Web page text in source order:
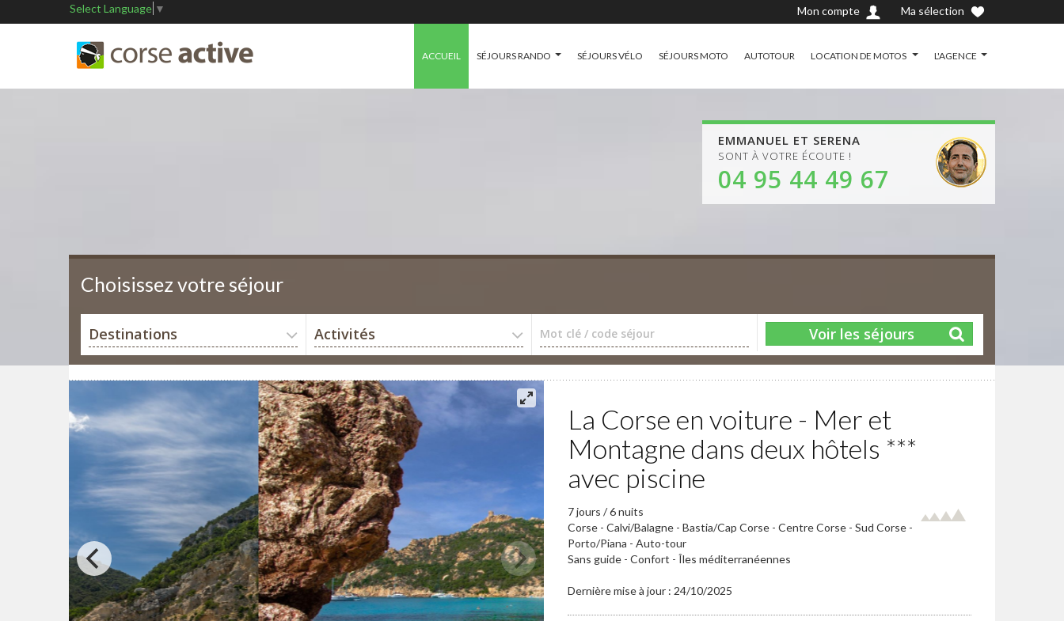
Select Language ▼ Ma sélection
Mon compte
ACCUEIL SÉJOURS RANDO SÉJOURS VÉLO SÉJOURS MOTO AUTOTOUR LOCATION DE MOTOS L'AGENCE
EMMANUEL ET SERENA
SONT À VOTRE ÉCOUTE !
04 95 44 49 67
Choisissez votre séjour
Destinations Activités Mot clé / code séjour Voir les séjours
La Corse en voiture - Mer et
Montagne dans deux hôtels ***
avec piscine
7 jours / 6 nuits
Corse - Calvi/Balagne - Bastia/Cap Corse - Centre Corse - Sud Corse -
Porto/Piana - Auto-tour
Sans guide - Confort - Îles méditerranéennes
Dernière mise à jour : 24/10/2025